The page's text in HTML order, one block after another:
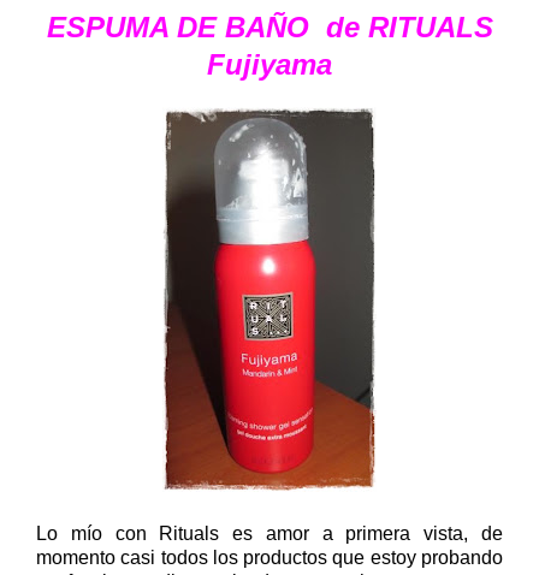
ESPUMA DE BAÑO de RITUALS
Fujiyama
Lo mío con Rituals es amor a primera vista, de
momento casi todos los productos que estoy probando